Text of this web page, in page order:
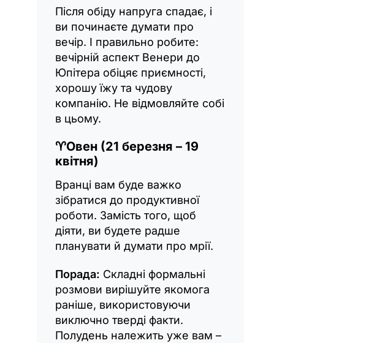
Після обіду напруга спадає, і
ви починаєте думати про
вечір. І правильно робите:
вечірній аспект Венери до
Юпітера обіцяє приємності,
хорошу їжу та чудову
компанію. Не відмовляйте собі
в цьому.
♈Овен (21 березня – 19
квітня)
Вранці вам буде важко
зібратися до продуктивної
роботи. Замість того, щоб
діяти, ви будете радше
планувати й думати про мрії.
Порада: Складні формальні
розмови вирішуйте якомога
раніше, використовуючи
виключно тверді факти.
Полудень належить уже вам –